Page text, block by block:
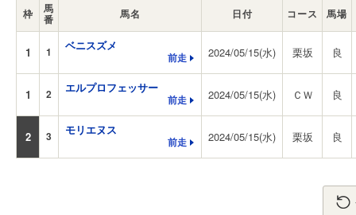
枠 馬
番 馬名 日付 コース 馬場
1 1 ベニスズメ
前走 2024/05/15(水) 栗坂 良
1 2 エルプロフェッサー
前走 2024/05/15(水) ＣＷ 良
2 3 モリエヌス
前走 2024/05/15(水) 栗坂 良